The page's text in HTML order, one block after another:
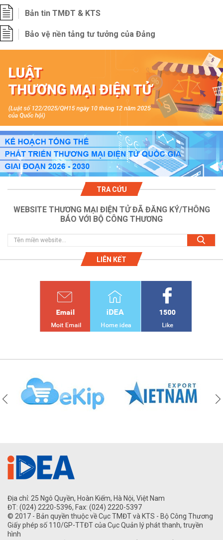
Bản tin TMĐT & KTS
Bảo vệ nền tảng tư tưởng của Đảng
TRA CỨU
WEBSITE THƯƠNG MẠI ĐIỆN TỬ ĐÃ ĐĂNG KÝ/THÔNG
BÁO VỚI BỘ CÔNG THƯƠNG
LIÊN KẾT
Địa chỉ: 25 Ngô Quyền, Hoàn Kiếm, Hà Nội, Việt Nam
ĐT: (024) 2220-5396, Fax: (024) 2220-5397
© 2017 - Bản quyền thuộc về Cục TMĐT và KTS - Bộ Công Thương
Giấy phép số 110/GP-TTĐT của Cục Quản lý phát thanh, truyền
hình